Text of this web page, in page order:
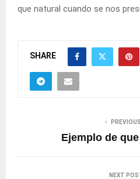
que natural cuando se nos
SHARE
Ejemplo de
NEXT